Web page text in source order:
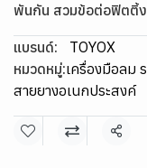
พันกัน สวมข้อต่อฟิตติ้ง
แบรนด์:
TOYOX
หมวดหมู่:เครื่องมือลม
สายยางอเนกประสงค์
แชร์